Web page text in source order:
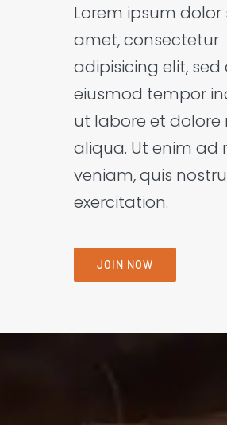
Lorem ipsum dolor
amet, consectetur
adipisicing elit, sed
eiusmod tempor
ut labore et
aliqua. Ut enim ad
veniam, quis
exercitation.
JOIN NOW